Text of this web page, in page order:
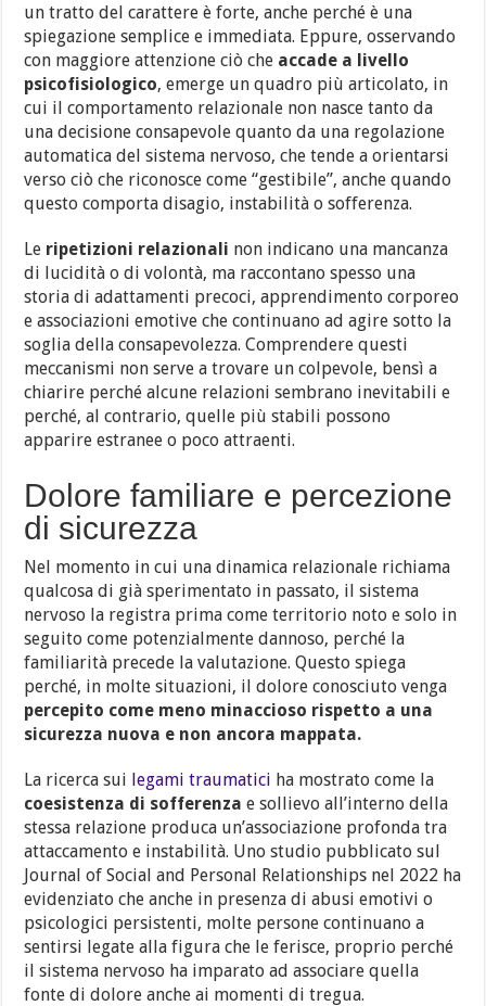
un tratto del carattere è forte, anche perché è una
spiegazione semplice e immediata. Eppure, osservando
con maggiore attenzione ciò che accade a livello
psicofisiologico, emerge un quadro più articolato, in
cui il comportamento relazionale non nasce tanto da
una decisione consapevole quanto da una regolazione
automatica del sistema nervoso, che tende a orientarsi
verso ciò che riconosce come “gestibile”, anche quando
questo comporta disagio, instabilità o sofferenza.
Le ripetizioni relazionali non indicano una mancanza
di lucidità o di volontà, ma raccontano spesso una
storia di adattamenti precoci, apprendimento corporeo
e associazioni emotive che continuano ad agire sotto la
soglia della consapevolezza. Comprendere questi
meccanismi non serve a trovare un colpevole, bensì a
chiarire perché alcune relazioni sembrano inevitabili e
perché, al contrario, quelle più stabili possono
apparire estranee o poco attraenti.
Dolore familiare e percezione
di sicurezza
Nel momento in cui una dinamica relazionale richiama
qualcosa di già sperimentato in passato, il sistema
nervoso la registra prima come territorio noto e solo in
seguito come potenzialmente dannoso, perché la
familiarità precede la valutazione. Questo spiega
perché, in molte situazioni, il dolore conosciuto venga
percepito come meno minaccioso rispetto a una
sicurezza nuova e non ancora mappata.
La ricerca sui legami traumatici ha mostrato come la
coesistenza di sofferenza e sollievo all’interno della
stessa relazione produca un’associazione profonda tra
attaccamento e instabilità. Uno studio pubblicato sul
Journal of Social and Personal Relationships nel 2022 ha
evidenziato che anche in presenza di abusi emotivi o
psicologici persistenti, molte persone continuano a
sentirsi legate alla figura che le ferisce, proprio perché
il sistema nervoso ha imparato ad associare quella
fonte di dolore anche ai momenti di tregua.